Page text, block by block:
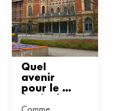
Quel
avenir
pour le